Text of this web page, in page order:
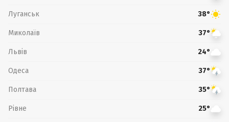
Луганськ 38°
Миколаїв 37°
Львів 24°
Одеса 37°
Полтава 35°
Рівне 25°